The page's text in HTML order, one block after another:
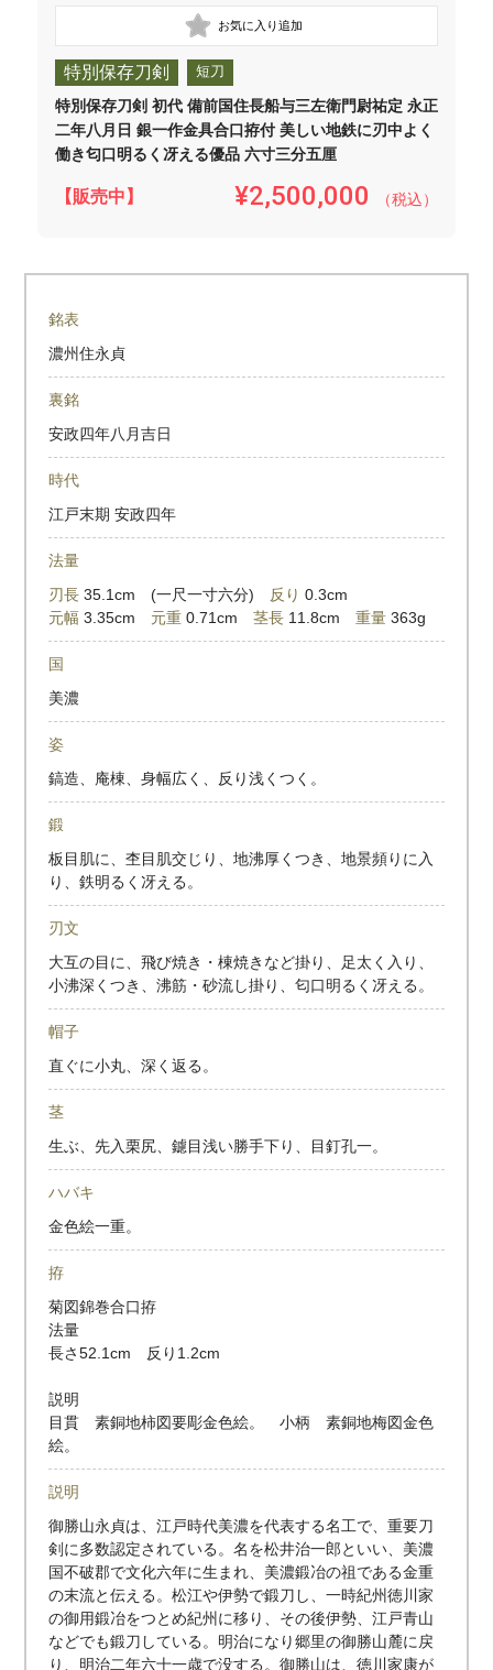
特別保存刀剣 短刀
特別保存刀剣 初代 備前国住長船与三左衛門尉祐定 永正
二年八月日 銀一作金具合口拵付 美しい地鉄に刃中よく
働き匂口明るく冴える優品 六寸三分五厘
【販売中】 ¥2,500,000 （税込）
銘表
濃州住永貞
裏銘
安政四年八月吉日
時代
江戸末期 安政四年
法量
刃長 35.1cm (一尺一寸六分) 反り 0.3cm
元幅 3.35cm 元重 0.71cm茎長 11.8cm重量 363g
国
美濃
姿
鎬造、庵棟、身幅広く、反り浅くつく。
鍛
板目肌に、杢目肌交じり、地沸厚くつき、地景頻りに入
り、鉄明るく冴える。
刃文
大互の目に、飛び焼き・棟焼きなど掛り、足太く入り、
小沸深くつき、沸筋・砂流し掛り、匂口明るく冴える。
帽子
直ぐに小丸、深く返る。
茎
生ぶ、先入栗尻、鑢目浅い勝手下り、目釘孔一。
ハバキ
金色絵一重。
拵
菊図錦巻合口拵
法量
長さ52.1cm 反り1.2cm
説明
目貫 素銅地柿図要彫金色絵。 小柄 素銅地梅図金色
絵。
説明
御勝山永貞は、江戸時代美濃を代表する名工で、重要刀
剣に多数認定されている。名を松井治一郎といい、美濃
国不破郡で文化六年に生まれ、美濃鍛冶の祖である金重
の末流と伝える。松江や伊勢で鍛刀し、一時紀州徳川家
の御用鍛冶をつとめ紀州に移り、その後伊勢、江戸青山
などでも鍛刀している。明治になり郷里の御勝山麓に戻
り、明治二年六十一歳で没する。御勝山は、徳川家康が